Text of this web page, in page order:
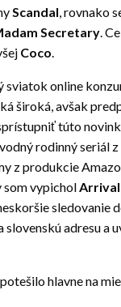
Scandal, rovnako
Secretary.
Coco.
online
široká, avšak
túto
rodinný seriál
z produkcie
som vypicholArrival
sledovanie
adresu a
hlavne na